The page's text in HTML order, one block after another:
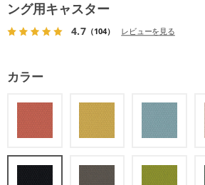
ング用キャスター
4.7（104） レビューを見る
カラー